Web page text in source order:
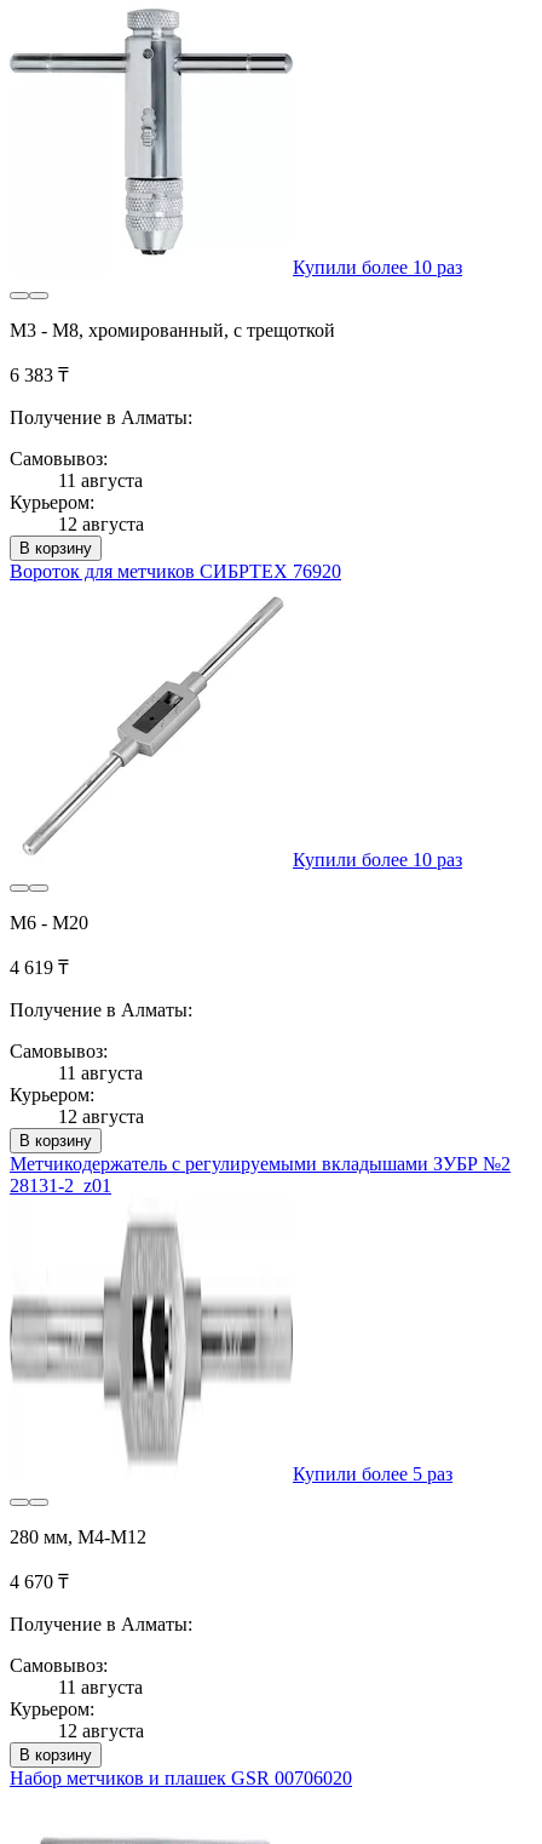
Купили более 10 раз
М3 - М8, хромированный, с трещоткой
6 383 ₸
Получение в Алматы:
Самовывоз:
11 августа
Курьером:
12 августа
В корзину
Вороток для метчиков СИБРТЕХ 76920
Купили более 10 раз
М6 - М20
4 619 ₸
Получение в Алматы:
Самовывоз:
11 августа
Курьером:
12 августа
В корзину
Метчикодержатель с регулируемыми вкладышами ЗУБР №2
28131-2_z01
Купили более 5 раз
280 мм, М4-М12
4 670 ₸
Получение в Алматы:
Самовывоз:
11 августа
Курьером:
12 августа
В корзину
Набор метчиков и плашек GSR 00706020